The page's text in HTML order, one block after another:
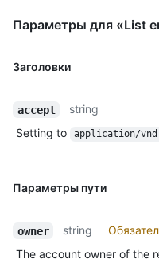
Параметры для «List
Заголовки
accept
string
Setting to
application/
Параметры пути
owner string
The account owner of the